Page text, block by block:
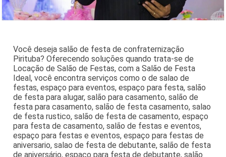
Você deseja salão de festa de confraternização
Pirituba? Oferecendo soluções quando trata-se de
Locação de Salão de Festas, com a Salão de Festa
Ideal, você encontra serviços como o de salao de
festas, espaço para eventos, espaço para festa, salão
de festa para alugar, salão para casamento, salão de
festa para casamento, salão de festa casamento, salao
de festa rustico, salão de festa de casamento, espaço
para festa de casamento, salão de festas e eventos,
espaço para festas e eventos, espaço para festas de
aniversario, salao de festa de debutante, salão de festa
de aniversário, espaço para festa de debutante, salão